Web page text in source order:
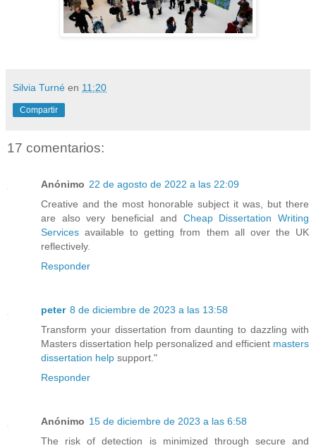
Silvia Turné en 11:20
Compartir
17 comentarios:
Anónimo 22 de agosto de 2022 a las 22:09
Creative and the most honorable subject it was, but there
are also very beneficial and Cheap Dissertation Writing
Services available to getting from them all over the UK
reflectively.
Responder
peter 8 de diciembre de 2023 a las 13:58
Transform your dissertation from daunting to dazzling with
Masters dissertation help personalized and efficient masters
dissertation help support."
Responder
Anónimo 15 de diciembre de 2023 a las 6:58
The risk of detection is minimized through secure and